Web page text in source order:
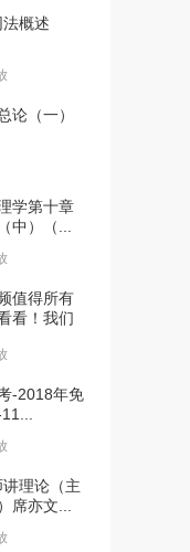
08:32
概述
论（一）
学第十章
中）（...
值得所有
看！我们
-2018年免
理论（主
席亦文...